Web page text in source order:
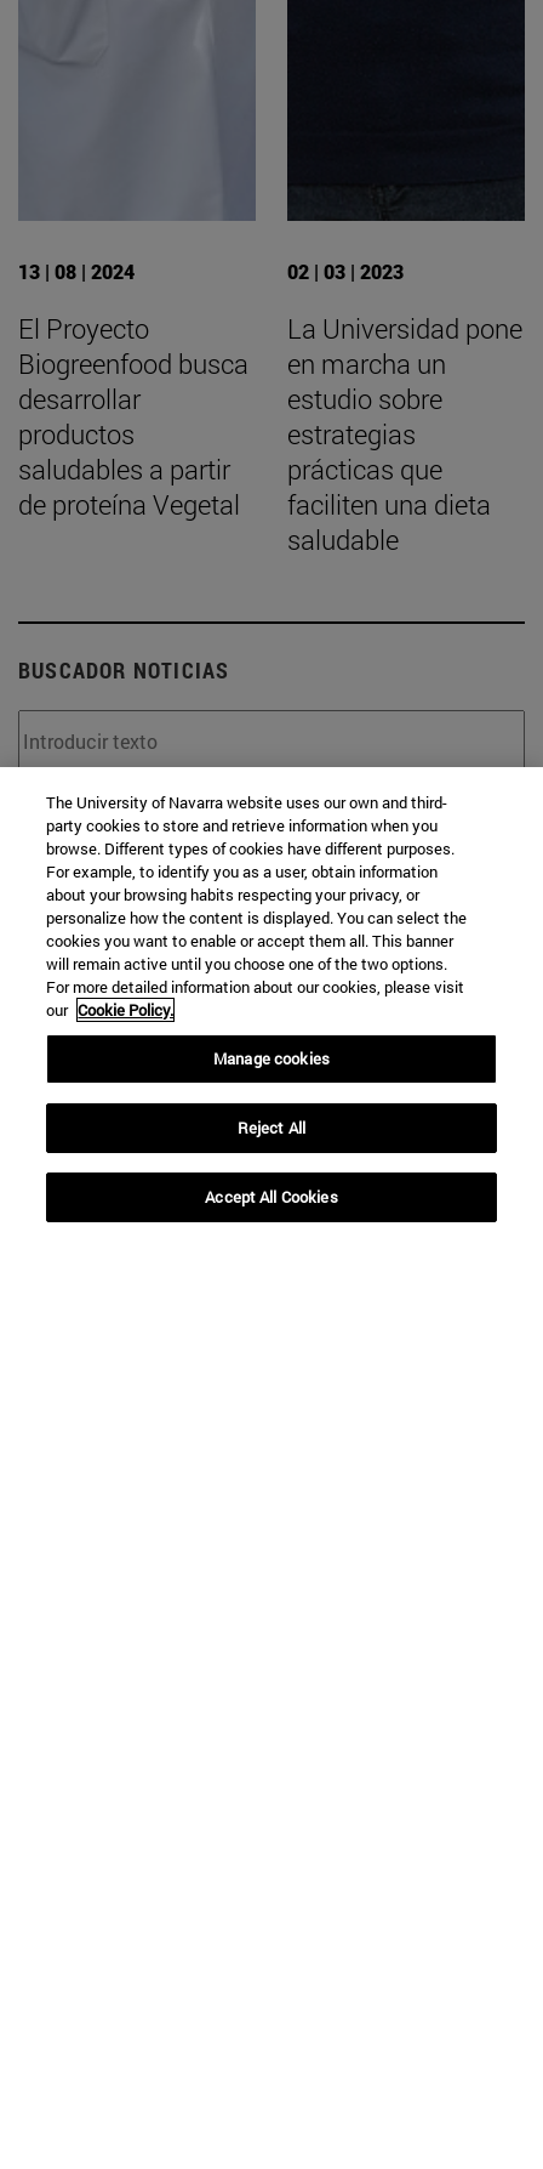
13 | 08 | 2024
El Proyecto
Biogreenfood busca
desarrollar
productos
saludables a partir
de proteína Vegetal
02 | 03 | 2023
La Universidad pone
en marcha un
estudio sobre
estrategias
prácticas que
faciliten una dieta
saludable
BUSCADOR NOTICIAS
Desde
Hasta
BUSCAR
The University of Navarra website uses our own and third-
party cookies to store and retrieve information when you
browse. Different types of cookies have different purposes.
For example, to identify you as a user, obtain information
about your browsing habits respecting your privacy, or
personalize how the content is displayed. You can select the
cookies you want to enable or accept them all. This banner
will remain active until you choose one of the two options.
For more detailed information about our cookies, please visit
our Cookie Policy.
Manage cookies
Reject All
Accept All Cookies